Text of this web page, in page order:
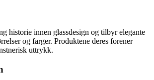
historie innen glassdesign og tilbyr elegante
og farger. Produktene deres forener
uttrykk.